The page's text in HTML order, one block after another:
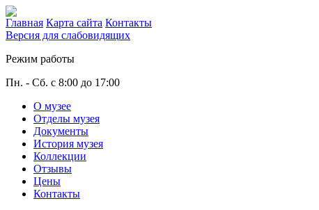
Главная Карта сайта Контакты
Версия для слабовидящих
Режим работы
Пн. - Сб. с 8:00 до 17:00
О музее
Отделы музея
Документы
История музея
Коллекции
Отзывы
Цены
Контакты